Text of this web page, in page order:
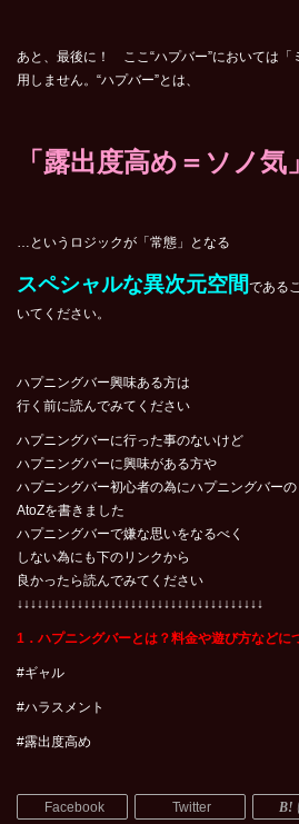
あと、最後に！ ここ“ハプバー”においては「
用しません。“ハプバー”とは、
「露出度高め＝ソノ気」
…というロジックが「常態」となる
スペシャルな異次元空間である
いてください。
ハプニングバー興味ある方は
行く前に読んでみてください
ハプニングバーに行った事のないけど
ハプニングバーに興味がある方や
ハプニングバー初心者の為にハプニングバーの
AtoZを書きました
ハプニングバーで嫌な思いをなるべく
しない為にも下のリンクから
良かったら読んでみてください
↓↓↓↓↓↓↓↓↓↓↓↓↓↓↓↓↓↓↓↓↓↓↓↓↓↓↓↓↓↓↓↓↓↓↓↓↓
1．ハプニングバーとは？料金や遊び方などに
#ギャル
#ハラスメント
#露出度高め
Facebook Twitter